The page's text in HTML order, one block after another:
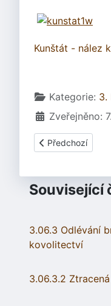
Kunštát - nález
Základní údaje
Kategorie: 3.
Zveřejněno:
Předchozí
Předchozí
Související
3.06.3 Odlévání
kovolitectví
3.06.3.2